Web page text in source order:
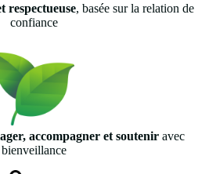
respectueuse, basée sur la relation de
confiance
accompagner et souteniravec
bienveillance